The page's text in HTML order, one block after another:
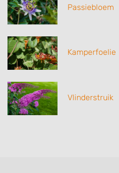
Passiebloem
Kamperfoelie
Vlinderstruik